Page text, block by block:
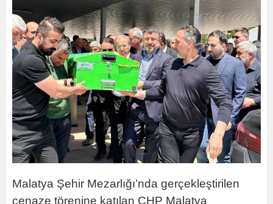
Malatya Şehir Mezarlığı’nda gerçekleştirilen
cenaze törenine katılan CHP Malatya